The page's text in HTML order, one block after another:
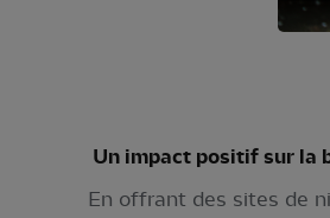
Un impact positif sur la
En offrant des sites de